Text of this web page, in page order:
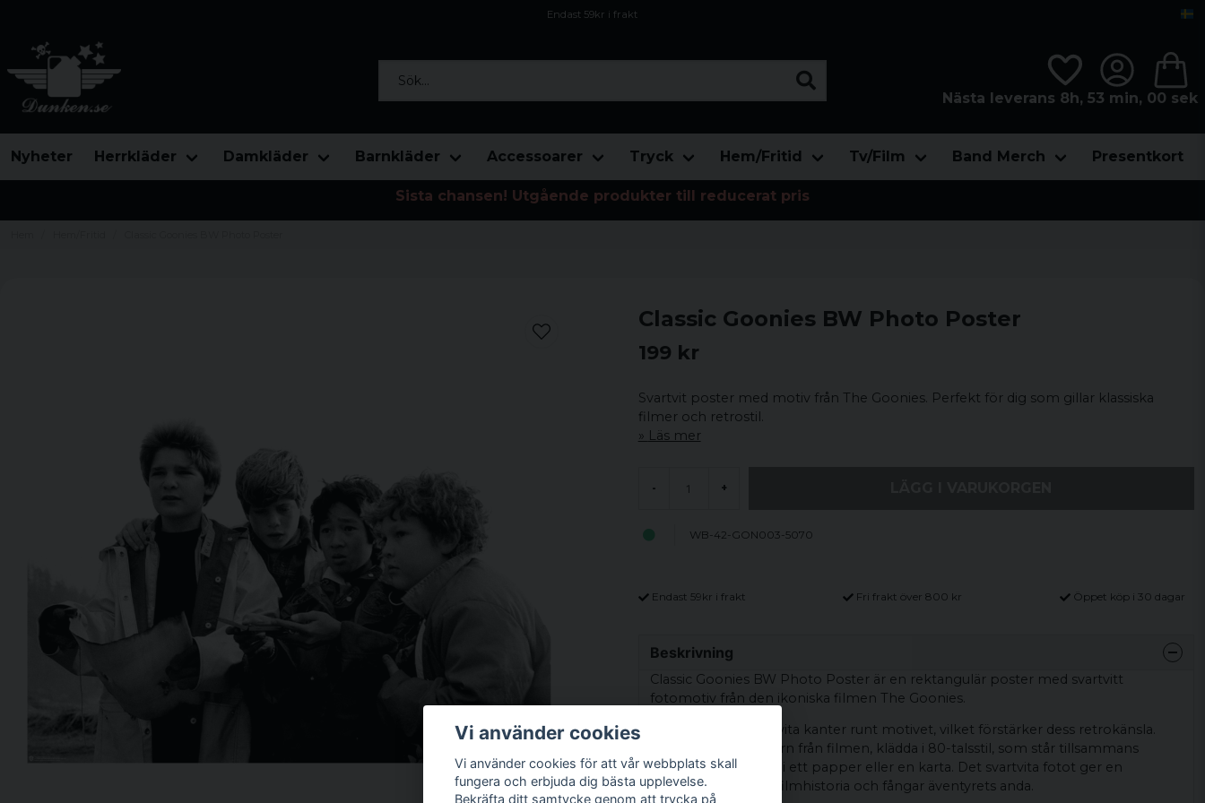
Endast 59kr i frakt
Nästa leverans 8h, 53 min, 00 sek
Nyheter Herrkläder Damkläder Barnkläder Accessoarer Tryck Hem/Fritid Tv/Film Band Merch Presentkort
Sista chansen! Utgående produkter till reducerat pris
Classic Goonies BW Photo Poster
199 kr
Svartvit poster med motiv från The Goonies. Perfekt för dig som gillar klassiska
filmer och retrostil.
Läs mer
- +
WB-42-GON003-5070
Endast 59kr i frakt Fri frakt över 800 kr Öppet köp i 30 dagar
Beskrivning
Classic Goonies BW Photo Poster är en rektangulär poster med svartvitt
fotomotiv från den ikoniska filmen The Goonies.
Postern har tydliga vita kanter runt motivet, vilket förstärker dess retrokänsla.
Motivet visar fyra barn från filmen, klädda i 80-talsstil, som står tillsammans
utomhus och håller i ett papper eller en karta. Det svartvita fotot ger en
autentisk känsla av filmhistoria och fångar äventyrets anda.
Vi använder cookies
Vi använder cookies för att vår webbplats skall
fungera och erbjuda dig bästa upplevelse.
Bekräfta ditt samtycke genom att trycka på